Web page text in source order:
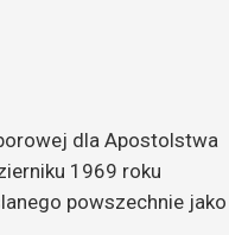
dla Apostolstwa
1969 roku
powszechnie jako